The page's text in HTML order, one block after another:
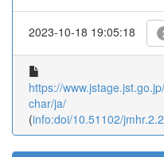
2023-10-18 19:05:18
https://
char/ja/
(info:doi/10.51102/